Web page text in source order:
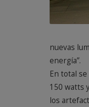
nuevas
energía”.
En total
150 watts
los